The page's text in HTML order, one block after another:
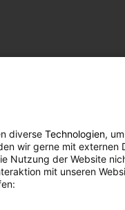
diverse Technologien,
wir gerne mit externen
Nutzung der Website
mit unseren